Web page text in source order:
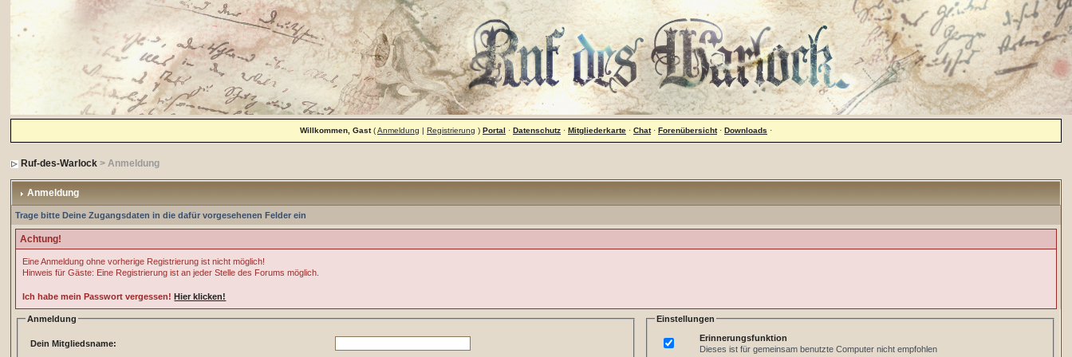
Willkommen, Gast(Anmeldung | Registrierung ) Portal · Datenschutz· Mitgliederkarte· Chat· Forenübersicht· Downloads ·
Ruf-des-Warlock > Anmeldung
Anmeldung
Trage bitte Deine Zugangsdaten in die dafür vorgesehenen Felder ein
Achtung!
Eine Anmeldung ohne vorherige Registrierung ist nicht möglich!
Hinweis für Gäste: Eine Registrierung ist an jeder Stelle des Forums möglich.
Ich habe mein Passwort vergessen!Hier klicken!
Anmeldung
Dein Mitgliedsname:
Einstellungen
Erinnerungsfunktion
Dieses ist für gemeinsam benutzte Computer nicht empfohlen